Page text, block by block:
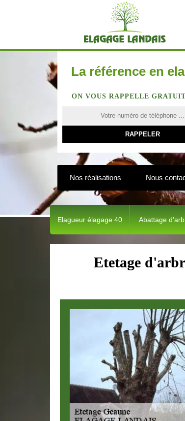
La référence en
ON VOUS RAPPELLE
Nos réalisations Nous
Elagueur élagage 40 Abattage
Etetage